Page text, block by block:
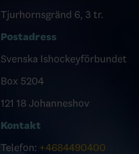
Tjurhornsgränd 6, 3 tr.
Postadress
Svenska Ishockeyförbundet
Box 5204
121 18 Johanneshov
Kontakt
Telefon: +4684490400